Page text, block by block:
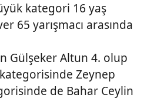
kategori 16 yaş
65 yarışmacı arasında
Gülşeker Altun 4. olup
kategorisinde Zeynep
de Bahar Ceylin